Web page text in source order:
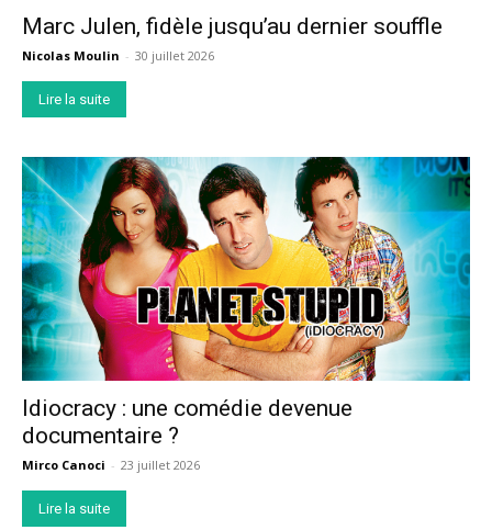
Marc Julen, fidèle jusqu’au dernier souffle
Nicolas Moulin - 30 juillet 2026
Lire la suite
Idiocracy : une comédie devenue
documentaire ?
Mirco Canoci - 23 juillet 2026
Lire la suite